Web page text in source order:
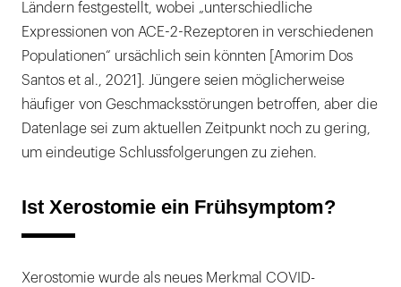
Ländern festgestellt, wobei „unterschiedliche
Expressionen von ACE-2-Rezeptoren in verschiedenen
Populationen“ ursächlich sein könnten [Amorim Dos
Santos et al., 2021]. Jüngere seien möglicherweise
häufiger von Geschmacksstörungen betroffen, aber die
Datenlage sei zum aktuellen Zeitpunkt noch zu gering,
um eindeutige Schlussfolgerungen zu ziehen.
Ist Xerostomie ein Frühsymptom?
Xerostomie wurde als neues Merkmal COVID-